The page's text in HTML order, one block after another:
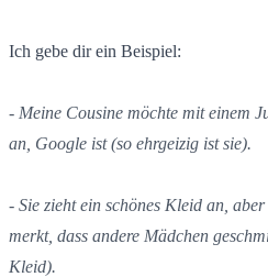
Ich gebe dir ein Beispiel:
- Meine Cousine möchte mit einem
an, Google ist (so ehrgeizig ist sie).
- Sie zieht ein schönes Kleid an,
merkt, dass andere Mädchen
Kleid).